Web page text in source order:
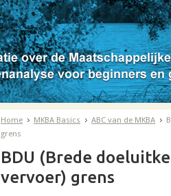
Home MKBA Basics ABC van de MKBA
grens
BDU (Brede
vervoer) grens